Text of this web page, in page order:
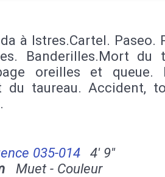
à Istres.Cartel. Paseo.
Banderilles.Mort du
oreilles et queue.
du taureau. Accident,
035-014
4' 9''
Muet - Couleur